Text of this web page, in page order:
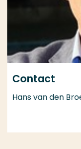
Contact
Hans van den